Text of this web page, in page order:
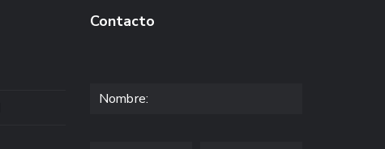
Contacto